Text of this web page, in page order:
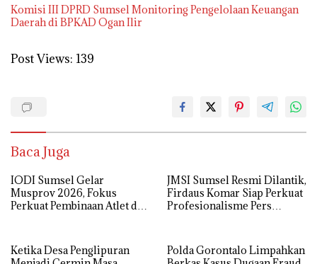
Komisi III DPRD Sumsel Monitoring Pengelolaan Keuangan
Daerah di BPKAD Ogan Ilir
Post Views: 139
Baca Juga
IODI Sumsel Gelar
Musprov 2026, Fokus
Perkuat Pembinaan Atlet dan
JMSI Sumsel Resmi Dilantik,
Firdaus Komar Siap Perkuat
Profesionalisme Pers
Ketika Desa Penglipuran
Polda Gorontalo Limpahkan